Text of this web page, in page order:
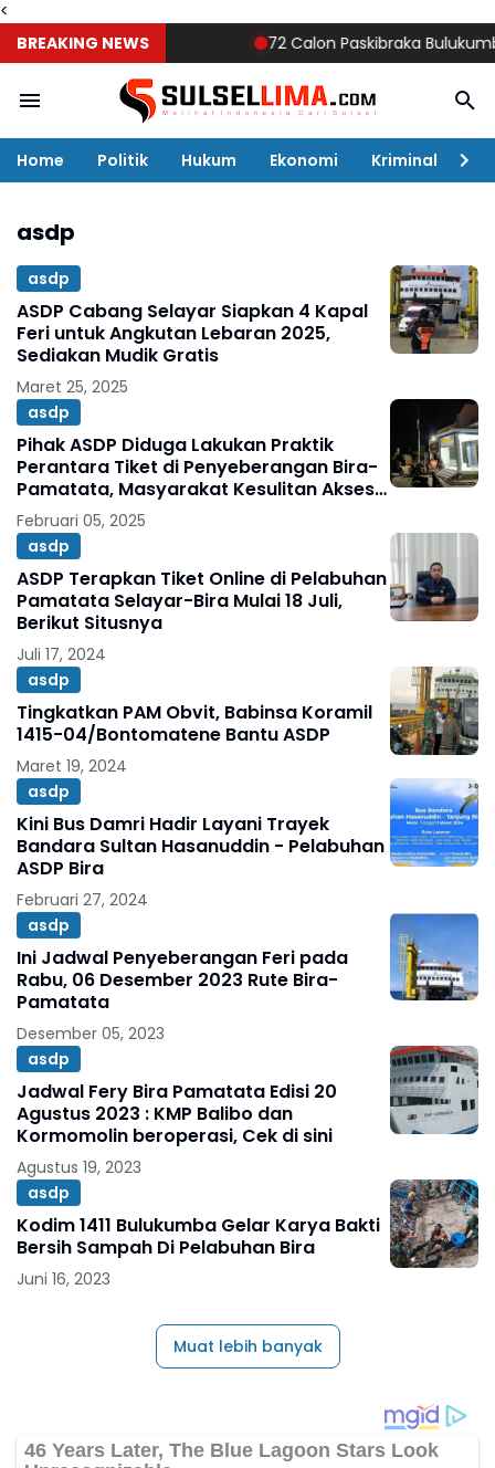
<
BREAKING NEWS
72 Calon Paskibraka Bulukumba
Home Politik Hukum Ekonomi Kriminal
asdp
asdp
ASDP Cabang Selayar Siapkan 4 Kapal
Feri untuk Angkutan Lebaran 2025,
Sediakan Mudik Gratis
Maret 25, 2025
asdp
Pihak ASDP Diduga Lakukan Praktik
Perantara Tiket di Penyeberangan Bira-
Pamatata, Masyarakat Kesulitan Akses
Online
Februari 05, 2025
asdp
ASDP Terapkan Tiket Online di Pelabuhan
Pamatata Selayar-Bira Mulai 18 Juli,
Berikut Situsnya
Juli 17, 2024
asdp
Tingkatkan PAM Obvit, Babinsa Koramil
1415-04/Bontomatene Bantu ASDP
Maret 19, 2024
asdp
Kini Bus Damri Hadir Layani Trayek
Bandara Sultan Hasanuddin - Pelabuhan
ASDP Bira
Februari 27, 2024
asdp
Ini Jadwal Penyeberangan Feri pada
Rabu, 06 Desember 2023 Rute Bira-
Pamatata
Desember 05, 2023
asdp
Jadwal Fery Bira Pamatata Edisi 20
Agustus 2023 : KMP Balibo dan
Kormomolin beroperasi, Cek di sini
Agustus 19, 2023
asdp
Kodim 1411 Bulukumba Gelar Karya Bakti
Bersih Sampah Di Pelabuhan Bira
Juni 16, 2023
Muat lebih banyak